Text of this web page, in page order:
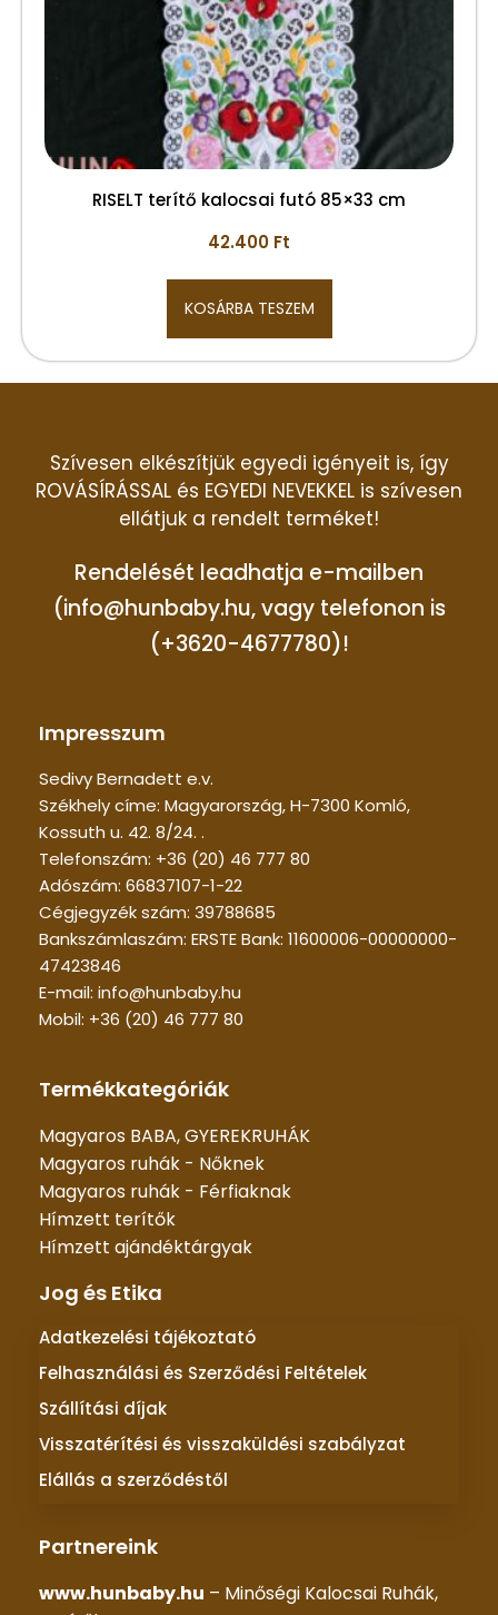
RISELT terítő kalocsai futó 85×33 cm
42.400 Ft
KOSÁRBA TESZEM
Szívesen elkészítjük egyedi igényeit is, így
ROVÁSÍRÁSSAL és EGYEDI NEVEKKEL is szívesen
ellátjuk a rendelt terméket!
Rendelését leadhatja e-mailben
(info@hunbaby.hu, vagy telefonon is
(+3620-4677780)!
Impresszum
Sedivy Bernadett e.v.
Székhely címe: Magyarország, H-7300 Komló,
Kossuth u. 42. 8/24. .
Telefonszám: +36 (20) 46 777 80
Adószám: 66837107-1-22
Cégjegyzék szám: 39788685
Bankszámlaszám: ERSTE Bank: 11600006-00000000-
47423846
E-mail: info@hunbaby.hu
Mobil: +36 (20) 46 777 80
Termékkategóriák
Magyaros BABA, GYEREKRUHÁK
Magyaros ruhák - Nőknek
Magyaros ruhák - Férfiaknak
Hímzett terítők
Hímzett ajándéktárgyak
Jog és Etika
Adatkezelési tájékoztató
Felhasználási és Szerződési Feltételek
Szállítási díjak
Visszatérítési és visszaküldési szabályzat
Elállás a szerződéstől
Partnereink
www.hunbaby.hu – Minőségi Kalocsai Ruhák,